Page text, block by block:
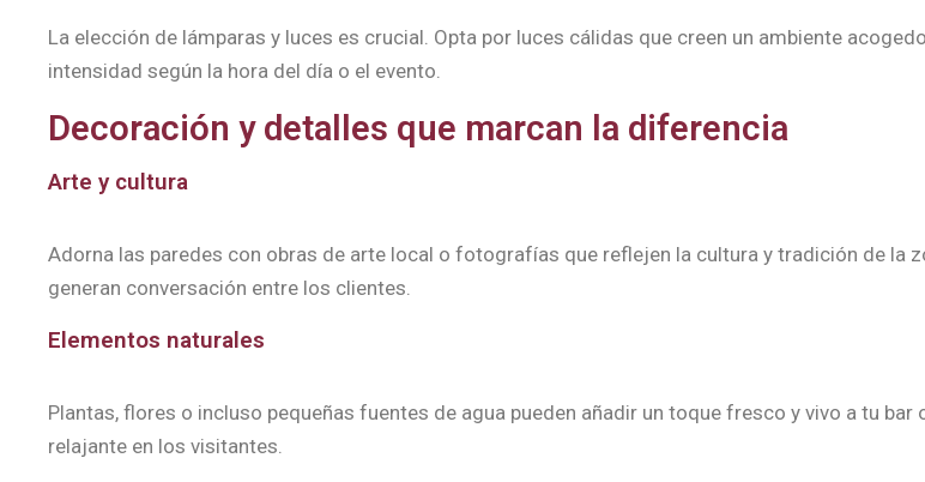
La elección de lámparas y luces es crucial. Opta por luces cálidas que creen un ambiente
intensidad según la hora del día o el evento.
Decoración y detalles que marcan la diferencia
Arte y cultura
Adorna las paredes con obras de arte local o fotografías que reflejen la cultura y tradición de la
generan conversación entre los clientes.
Elementos naturales
Plantas, flores o incluso pequeñas fuentes de agua pueden añadir un toque fresco y vivo a tu
relajante en los visitantes.